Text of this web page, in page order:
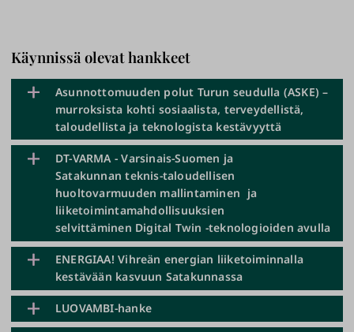
Käynnissä olevat hankkeet
Asunnottomuuden polut Turun seudulla (ASKE) –
murroksista kohti sosiaalista, terveydellistä,
taloudellista ja teknologista kestävyyttä
Tutkimushanke tarkastelee asunnottomuuden
ennaltaehkäisyä, seurauksia ja niihin vaikuttamista
monitieteisestä näkökulmasta. Aihe on erityisen
ajankohtainen sosiaali- ja terveyspalveluiden
järjestämisvastuun siirryttyä kunnilta
hyvinvointialueille vuoden 2023 alusta. Kuntien
vastuulle jäävät kuitenkin edelleen ennaltaehkäisevät
palvelut, kuten asumisneuvonta ja rakenteelliset
asuntopoliittiset toimet, joista kohtuuhintaisten
DT-VARMA - Varsinais-Suomen ja
Satakunnan teknis-taloudellisen
huoltovarmuuden mallintaminen ja
liiketoimintamahdollisuuksien
selvittäminen Digital Twin -teknologioiden avulla
Tutkimuksen kuvaus
Hankkeessa tutkitaan, onko teknis-taloudellisten
ENERGIAA! Vihreän energian liiketoiminnalla
kestävään kasvuun Satakunnassa
LUOVAMBI-hanke